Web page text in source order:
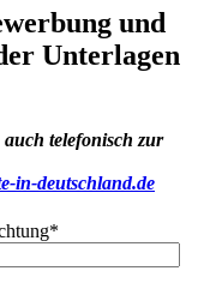
und
Unterlagen
telefonisch zur
in-deutschland.de
*